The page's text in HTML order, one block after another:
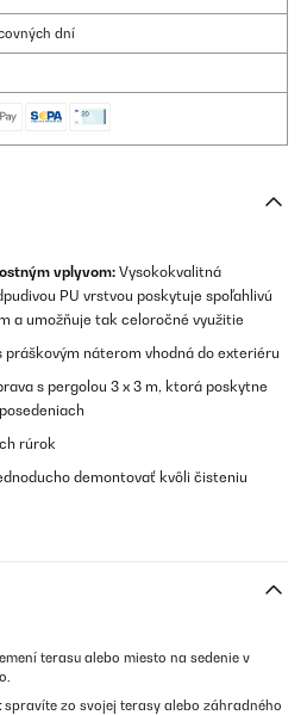
dní
vplyvom: Vysokokvalitná
PU vrstvou poskytuje spoľahlivú
a umožňuje tak celoročné využitie
práškovým náterom vhodná do exteriéru
s pergolou 3 x 3 m, ktorá poskytne
rúrok
demontovať kvôli čisteniu
terasu alebo miesto na sedenie v
spravíte zo svojej terasy alebo záhradného